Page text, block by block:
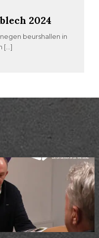
2024
beurshallen in
[…]